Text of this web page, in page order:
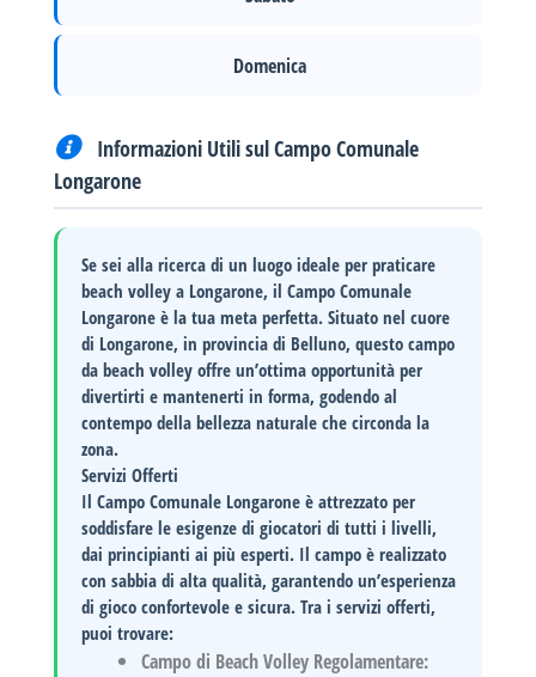
Domenica
Informazioni Utili sul Campo Comunale
Longarone
Se sei alla ricerca di un luogo ideale per praticare
beach volley a Longarone, ilCampo Comunale
Longarone è la tua meta perfetta. Situato nel cuore
di Longarone, in provincia di Belluno, questo campo
da beach volley offre un’ottima opportunità per
divertirti e mantenerti in forma, godendo al
contempo della bellezza naturale che circonda la
zona.
Servizi Offerti
Il Campo Comunale Longarone è attrezzato per
soddisfare le esigenze di giocatori di tutti i livelli,
dai principianti ai più esperti. Il campo è realizzato
con sabbia di alta qualità, garantendo un’esperienza
di gioco confortevole e sicura. Tra i servizi offerti,
puoi trovare:
Campo di Beach Volley Regolamentare: